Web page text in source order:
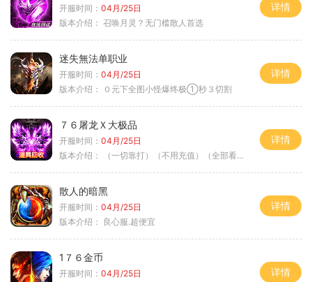
开服时间： 04月/25日
版本介绍： 召唤月灵？无门槛散人首选
详情
迷失無法单职业
开服时间： 04月/25日
版本介绍：
０元下全图小怪爆终极①秒３切割
详情
７６屠龙Ｘ大极品
开服时间： 04月/25日
版本介绍：
（一切靠打）（不用充值）（全部看脸）
详情
散人的暗黑
开服时间： 04月/25日
版本介绍：
良心服.超便宜
详情
1７６金币
开服时间： 04月/25日
详情